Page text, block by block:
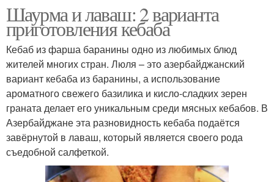
Шаурма и лаваш: 2 варианта
приготовления кебаба
Кебаб из фарша баранины одно из любимых блюд
жителей многих стран. Люля – это азербайджанский
вариант кебаба из баранины, а использование
ароматного свежего базилика и кисло-сладких зерен
граната делает его уникальным среди мясных кебабов. В
Азербайджане эта разновидность кебаба подаётся
завёрнутой в лаваш, который является своего рода
съедобной салфеткой.